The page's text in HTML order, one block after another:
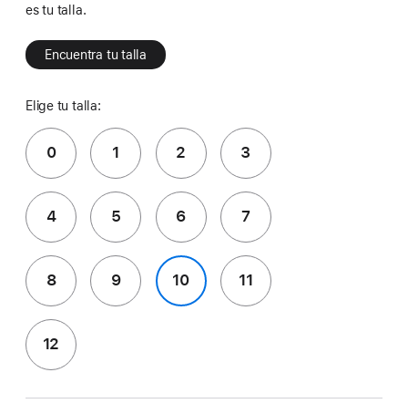
es tu talla.
Encuentra tu talla
Elige tu talla:
0 1 2 3
4 5 6 7
8 9 10 11
12